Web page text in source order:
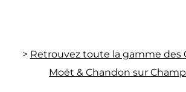
> Retrouvez toute la gamme des
Moët & Chandon sur